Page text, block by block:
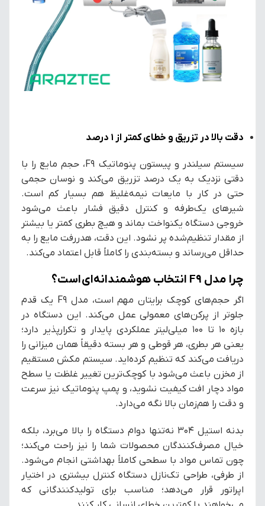
دقت بالا در تزریق و خطای کمتر از ۱ درصد
سیستم سیلندر و پیستون پنوماتیک F9، حجم مایع را با
دقتی نزدیک به یک درصد تزریق می‌کند و نوسان حجمی
حتی در کار با مایعات نیمه‌غلیظ هم بسیار کم است.
شیرهای یک‌طرفه و کنترل دقیق فشار باعث می‌شود
خروجی دستگاه یکنواخت بماند و هیچ بطری کمتر یا بیشتر
از مقدار تنظیم‌شده پر نشود. این دقت، هدررفت مایع را به
حداقل می‌رساند و بسته‌بندی را کاملاً قابل اعتماد می‌کند.
چرا مدل F9 انتخاب هوشمندانه‌ای است؟
اگر حجم‌های کوچک برایتان مهم است، مدل F9 یک قدم
جلوتر از پرکن‌های معمولی عمل می‌کند. این دستگاه در
بازه ۱۰ تا ۱۰۰ میلی‌لیتر عملکردی پایدار و تکرارپذیر دارد؛
یعنی هر بطری، هر قوطی و هر بسته دقیقاً همان میزانی را
دریافت می‌کند که تنظیم کرده‌اید. سیستم مکش مستقیم
از مخزن باعث می‌شود با کوچک‌ترین تغییر غلظت یا سطح
مواد دچار افت کیفیت نشوید، و پمپ پنوماتیک نیز سرعت
و دقت را هم‌زمان بالا نگه می‌دارد.
بدنه استیل ۳۰۴ نه‌تنها دوام دستگاه را بالا می‌برد، بلکه
خیال مصرف‌کنندگان محصولات شما را نیز راحت می‌کند؛
چون تماس مواد با سطحی کاملاً بهداشتی انجام می‌شود.
از طرفی، طراحی تک‌نازل دستگاه کنترل بیشتری در اختیار
اپراتور قرار می‌دهد؛ مناسب برای تولیدکنندگانی که